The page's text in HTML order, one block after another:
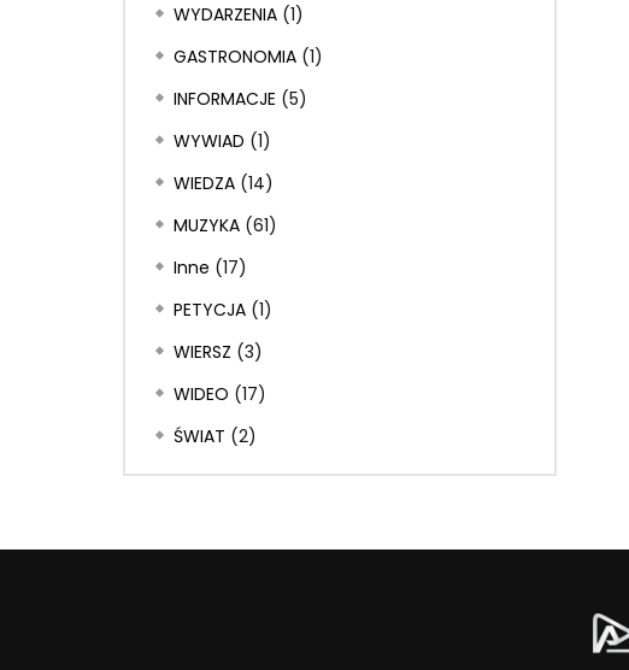
WYDARZENIA (1)
GASTRONOMIA (1)
INFORMACJE (5)
WYWIAD (1)
WIEDZA (14)
MUZYKA (61)
Inne (17)
PETYCJA (1)
WIERSZ (3)
WIDEO (17)
ŚWIAT (2)